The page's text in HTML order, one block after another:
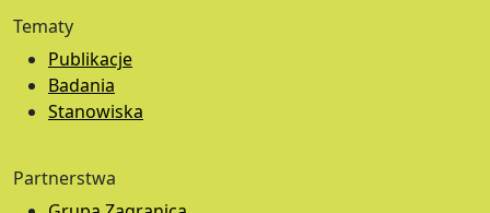
Tematy
Publikacje
Badania
Stanowiska
Partnerstwa